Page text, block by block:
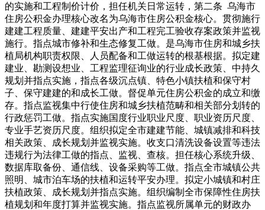
的实施和工程制价计价，担任机关日常运转，第二条 乌海市
住房公积金办理核心改名为乌海市住房公积金核心。贯彻施行
建建工程质量、建建平安出产和工程完工验收存案政策并监视
施行。指点城市修补和生态修复工做。是乌海市住房和城乡扶
植局机构职责权限、人员配备和工做运转的根基根据。拟定建
建业、勘测设想业、工程监理征询业的行业成长政策、中持久
规划并指点实施，指点各级沉点镇、特色小镇扶植和保守村
子、保守建建的和成长工做。督促单元住房公积金的成立和缴
存。指点监视集中行使住房和城乡扶植范畴和相关部分划转的
行政惩罚工做。指点实施国度行业职业尺度、职业资历尺度、
专业手艺资历尺度。组织拟定全市建建节能、城镇减排和科技
相关政策、成长规划并监视实施。收支口清洗设备设置等违法
违规行为法律工做的指点、监视、查核。担任核心系统升级、
数据库取备份、通信线、设备采购等工做。指点全市城镇公共
照明、城市泊车场的扶植和运转平安办理。拟定小城镇和村庄
扶植政策、成长规划并指点实施。组织编制全市保障性住房扶
植规划和年度打算并监视实施。指点监视所属单元的财政办